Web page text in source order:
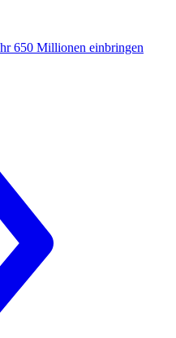
650 Millionen einbringen